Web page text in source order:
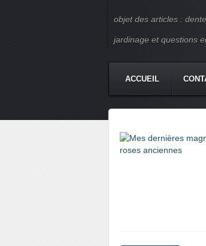
objet des articles :
jardinage et questions
ACCUEIL